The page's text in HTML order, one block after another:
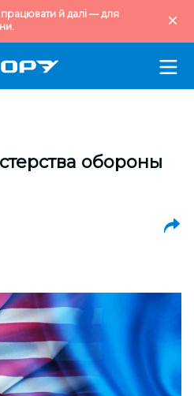
й далі — для
обороны